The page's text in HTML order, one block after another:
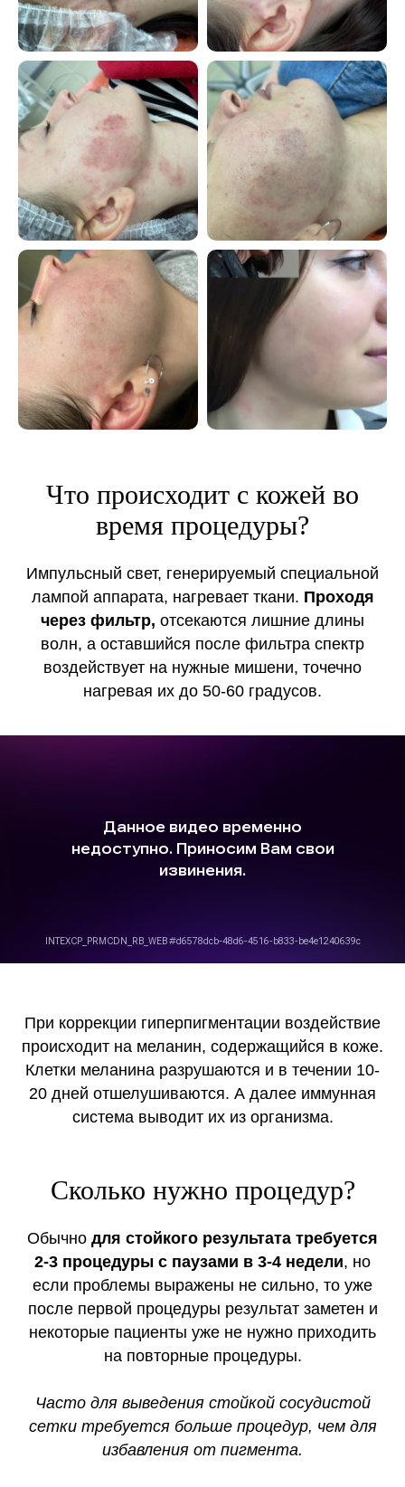
Что происходит с кожей во
время процедуры?
Импульсный свет, генерируемый специальной
лампой аппарата, нагревает ткани. Проходя
через фильтр, отсекаются лишние длины
волн, а оставшийся после фильтра спектр
воздействует на нужные мишени, точечно
нагревая их до 50-60 градусов.
При коррекции гиперпигментации воздействие
происходит на меланин, содержащийся в коже.
Клетки меланина разрушаются и в течении 10-
20 дней отшелушиваются. А далее иммунная
система выводит их из организма.
Сколько нужно процедур?
Обычно для стойкого результата требуется
2-3 процедуры с паузами в 3-4 недели, но
если проблемы выражены не сильно, то уже
после первой процедуры результат заметен и
некоторые пациенты уже не нужно приходить
на повторные процедуры.
Часто для выведения стойкой сосудистой
сетки требуется больше процедур, чем для
избавления от пигмента.